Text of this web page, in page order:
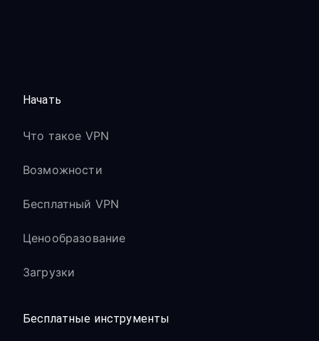
Начать
Что такое VPN
Возможности
Бесплатный VPN
Ценообразование
Загрузки
Бесплатные инструменты